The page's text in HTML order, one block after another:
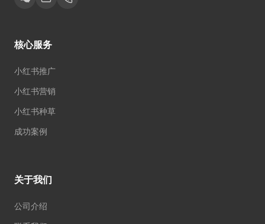
核心服务
小红书推广
小红书营销
小红书种草
成功案例
关于我们
公司介绍